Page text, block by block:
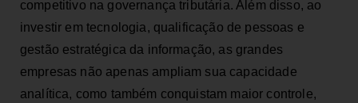
competitivo na governança tributária. Além disso, ao
investir em tecnologia, qualificação de pessoas e
gestão estratégica da informação, as grandes
empresas não apenas ampliam sua capacidade
analítica, como também conquistam maior controle,